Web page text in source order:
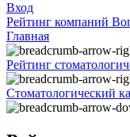
Вход
Рейтинг компаний
Главная
Рейтинг
Стоматологический